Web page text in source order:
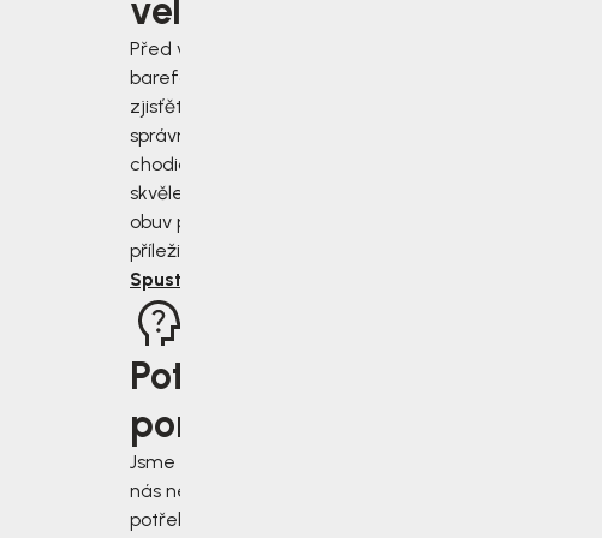
velikost?
Před výběrem
barefoot bot
zjisťěte jak
správně změřit
chodidla a vybrat
skvěle padnoucí
obuv pro každou
příležitost.
Spustit rádce
Potřebujete
poradit?
Jsme tu pro vás, když
nás nejvíce
potřebujete. Napište